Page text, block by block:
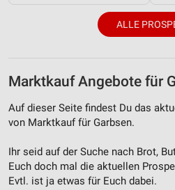
ALLE
Marktkauf Angebote für
Auf dieser Seite findest Du das
von Marktkauf für Garbsen.
Ihr seid auf der Suche nach Brot,
Euch doch mal die aktuellen
Evtl. ist ja etwas für Euch dabei.